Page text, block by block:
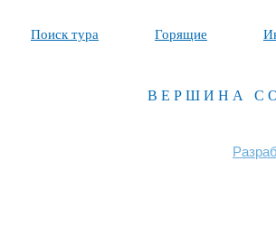
Поиск тура Горящие
ВЕРШИНА